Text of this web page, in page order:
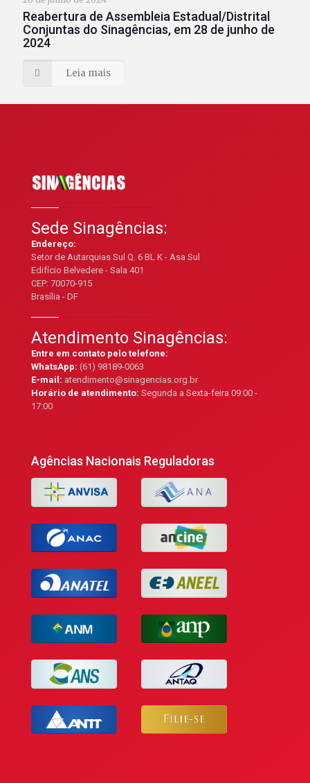
Reabertura de Assembleia Estadual/Distrital
Conjuntas do Sinagências, em 28 de junho de
2024
Leia mais
Sede Sinagências:
Endereço:
Setor de Autarquias Sul Q. 6 BL K - Asa Sul
Edifício Belvedere - Sala 401
CEP: 70070-915
Brasília - DF
Atendimento Sinagências:
Entre em contato pelo telefone:
WhatsApp: (61) 98189-0063
E-mail: atendimento@sinagencias.org.br
Horário de atendimento: Segunda a Sexta-feira 09:00 -
17:00
Agências Nacionais Reguladoras